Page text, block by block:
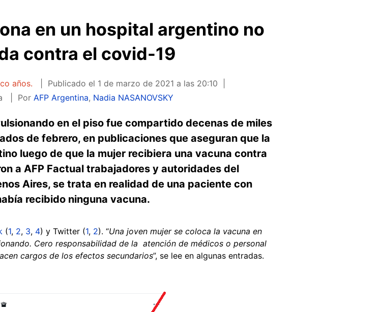
en un hospital argentino no
contra el covid-19
años. Publicado el 1 de marzo de 2021 a las 20:10
Por AFP Argentina, Nadia NASANOVSKY
en el piso fue compartido decenas de miles
de febrero, en publicaciones que aseguran que la
luego de que la mujer recibiera una vacuna contra
a AFP Factual trabajadores y autoridades del
Aires, se trata en realidad de una paciente con
recibido ninguna vacuna.
(1, 2, 3, 4) y Twitter (1, 2). “Una joven mujer se coloca la vacuna en
Cero responsabilidad de la atención de médicos o personal
cargos de los efectos secundarios”, se lee en algunas entradas.